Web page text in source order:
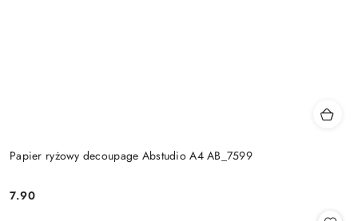
Papier ryżowy decoupage Abstudio A4 AB_7599
Cena:
7.90